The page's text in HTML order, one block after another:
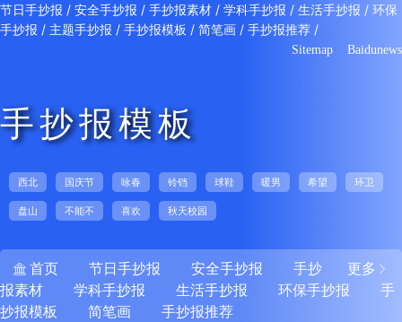
节日手抄报 / 安全手抄报 / 手抄报素材 / 学科手抄报 / 生活手抄报 / 环保
手抄报 / 主题手抄报 / 手抄报模板 / 简笔画 / 手抄报推荐 /
Sitemap Baidunews
手抄报模板
西北 国庆节 咏春 铃铛 球鞋 暖男 希望 环卫
盘山 不能不 喜欢 秋天校园
更多 
 首页 节日手抄报 安全手抄报
手抄
报素材
学科手抄报 生活手抄报 环保手抄报
手
抄报模板
简笔画 手抄报推荐